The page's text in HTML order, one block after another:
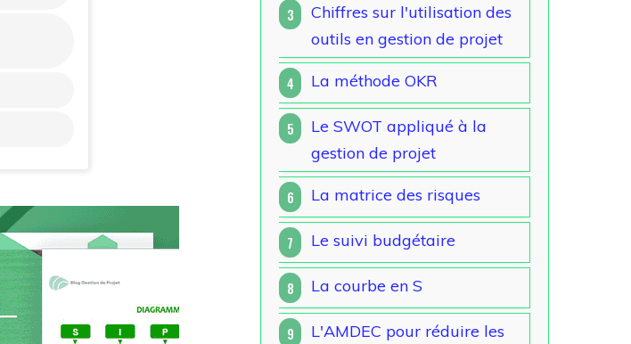
3
Chiffres sur l'utilisation des
outils en gestion de projet
4 La méthode OKR
5
Le SWOT appliqué à la
gestion de projet
6 La matrice des risques
7 Le suivi budgétaire
8 La courbe en S
9
L'AMDEC pour réduire les